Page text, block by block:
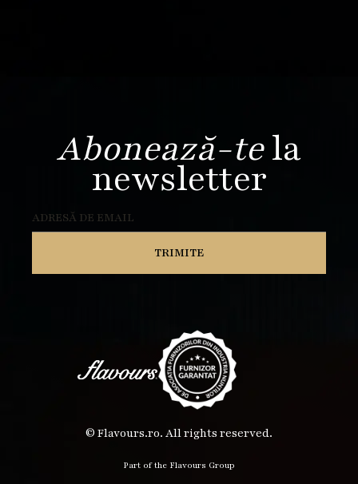
Abonează-tela
newsletter
© Flavours.ro. All rights reserved.
Part of the Flavours Group